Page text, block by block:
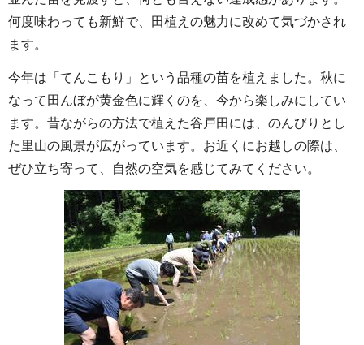
何度味わっても新鮮で、田植えの魅力に改めて気づかされ
ます。
今年は「てんこもり」という品種の苗を植えました。秋に
なって田んぼが黄金色に輝くのを、今から楽しみにしてい
ます。昔ながらの方法で植えた谷戸田には、のんびりとし
た里山の風景が広がっています。お近くにお越しの際は、
ぜひ立ち寄って、自然の空気を感じてみてください。